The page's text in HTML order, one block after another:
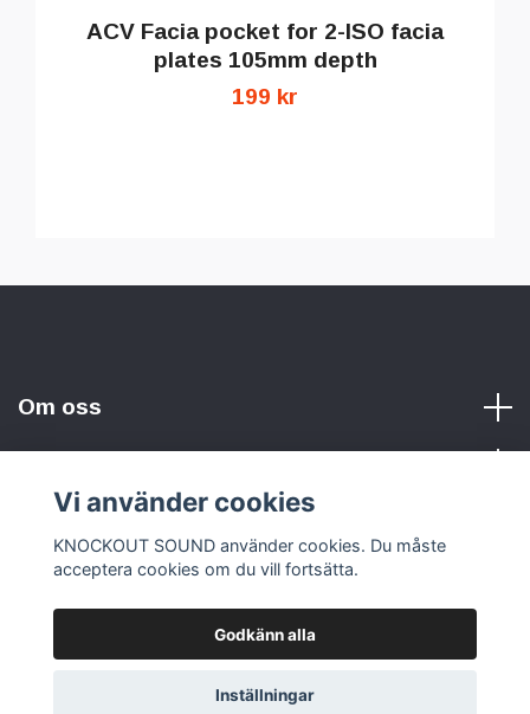
ACV Facia pocket for 2-ISO facia
plates 105mm depth
199 kr
Om oss
Sociala medier
© 2026 KNOCKOUT SOUND
Vi använder cookies
KNOCKOUT SOUND använder cookies. Du måste
acceptera cookies om du vill fortsätta.
Godkänn alla
Inställningar